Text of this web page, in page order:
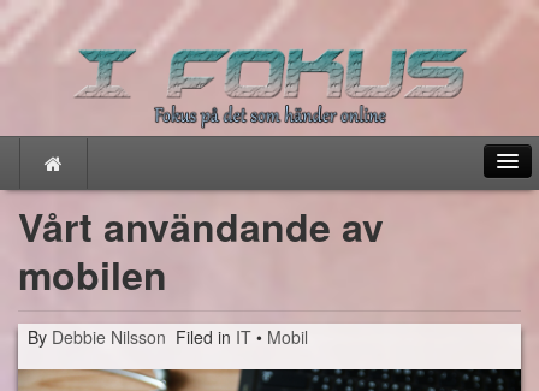
Hem
IT
Vårt användande av
mobilen
By Debbie Nilsson Filed in IT • Mobil